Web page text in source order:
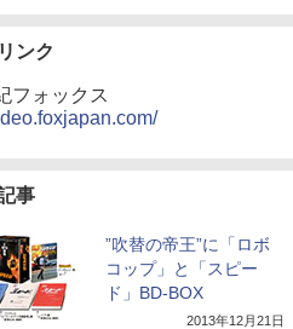
ンク
フォックス
事
”吹替の帝王”に「ロボ
コップ」と「スピー
ド」BD-BOX
2013年12月21日